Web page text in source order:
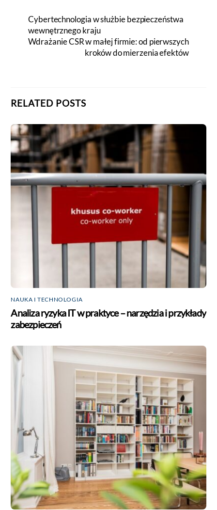
Cybertechnologia w służbie bezpieczeństwa
wewnętrznego kraju
Wdrażanie CSR w małej firmie: od pierwszych
kroków do mierzenia efektów
RELATED POSTS
NAUKA I TECHNOLOGIA
Analiza ryzyka IT w praktyce – narzędzia i przykłady
zabezpieczeń